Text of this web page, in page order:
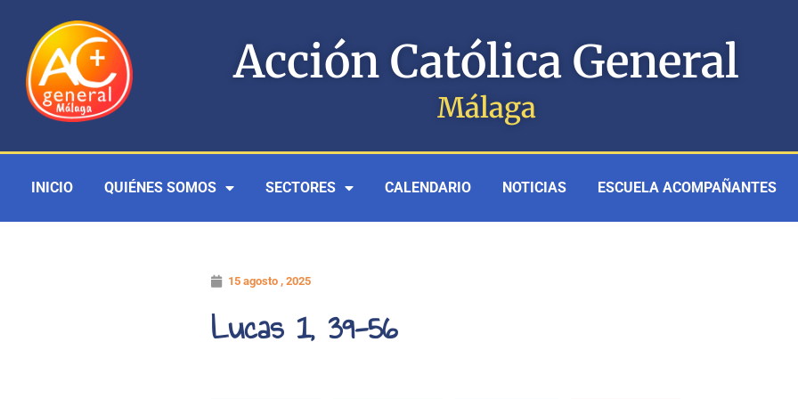
contenido
Acción Católica General
Málaga
INICIO QUIÉNES SOMOS SECTORES CALENDARIO NOTICIAS ESCUELA ACOMPAÑANTES
15 agosto , 2025
Lucas 1, 39-56